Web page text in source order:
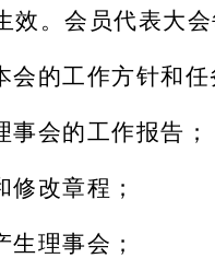
效。会员代表大会
会的工作方针和任
事会的工作报告 ；
修改章程；
生理事会；